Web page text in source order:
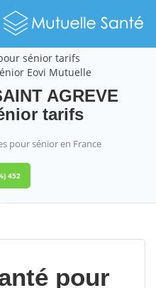
sénior tarifs
Eovi Mutuelle
AGREVE
tarifs
pour sénior en France
452
pour